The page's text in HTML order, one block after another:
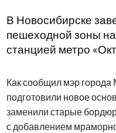
В Новосибирске
пешеходной зоны
станцией метро
Как сообщил мэр
подготовили новое
заменили старые
с добавлением